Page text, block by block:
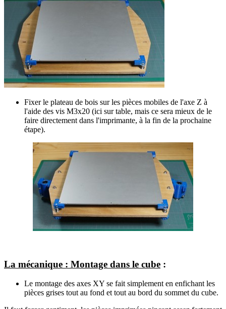
Fixer le plateau de bois sur les pièces mobiles de l'axe Z à
l'aide des vis M3x20 (ici sur table, mais ce sera mieux de le
faire directement dans l'imprimante, à la fin de la prochaine
étape).
La mécanique : Montage dans le cube :
Le montage des axes XY se fait simplement en enfichant les
pièces grises tout au fond et tout au bord du sommet du cube.